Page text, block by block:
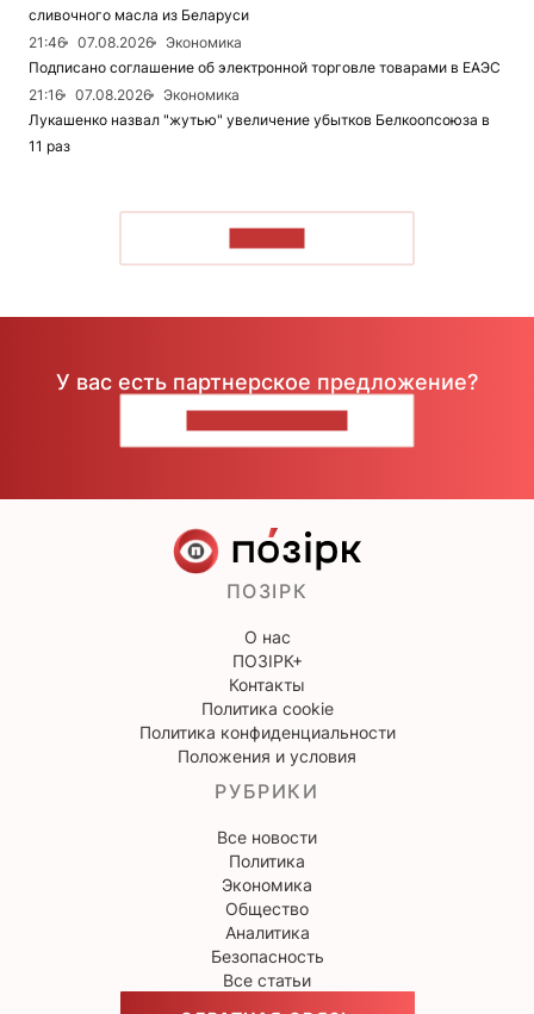
сливочного масла из Беларуси
21:46
07.08.2026
Экономика
Подписано соглашение об электронной торговле товарами в ЕАЭС
21:16
07.08.2026
Экономика
Лукашенко назвал "жутью" увеличение убытков Белкоопсоюза в
11 раз
У вас есть партнерское предложение?
ПОЗІРК
О нас
ПОЗІРК+
Контакты
Политика cookie
Политика конфиденциальности
Положения и условия
РУБРИКИ
Все новости
Политика
Экономика
Общество
Аналитика
Безопасность
Все статьи